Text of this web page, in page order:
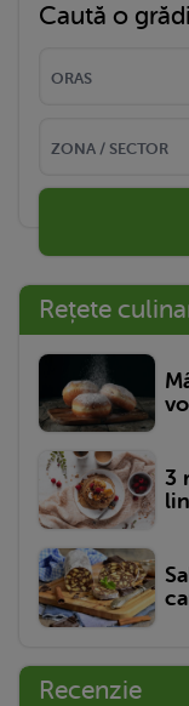
Caută o
Rețete
3
Recenzie